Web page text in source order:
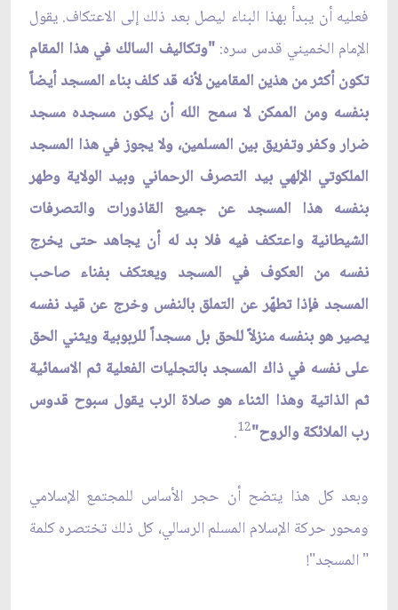
فعليه أن يبدأ بهذا البناء ليصل بعد ذلك إلى الاعتكاف. يقول
الإمام الخميني قدس سره:"وتكاليف السالك في هذا المقام
تكون أكثر من هذين المقامين لأنه قد كلف بناء المسجد أيضاً
بنفسه ومن الممكن لا سمح الله أن يكون مسجده مسجد
ضرار وكفر وتفريق بين المسلمين، ولا يجوز في هذا المسجد
الملكوتي الإلهي بيد التصرف الرحماني وبيد الولاية وطهر
بنفسه هذا المسجد عن جميع القاذورات والتصرفات
الشيطانية واعتكف فيه فلا بد له أن يجاهد حتى يخرج
نفسه من العكوف في المسجد ويعتكف بفناء صاحب
المسجد فإذا تطهّر عن التملق بالنفس وخرج عن قيد نفسه
يصير هو بنفسه منزلاً للحق بل مسجداً للربوبية ويثني الحق
على نفسه في ذاك المسجد بالتجليات الفعلية ثم الاسمائية
ثم الذاتية وهذا الثناء هو صلاة الرب يقول سبوح قدوس
رب الملائكة والروح"12
.
وبعد كل هذا يتضح أن حجر الأساس للمجتمع الإسلامي
ومحور حركة الإسلام المسلم الرسالي، كل ذلك تختصره كلمة
" المسجد"!